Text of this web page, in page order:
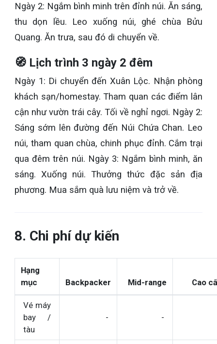
Ngày 2: Ngắm bình minh trên đỉnh núi. Ăn sáng,
thu dọn lều. Leo xuống núi, ghé chùa Bửu
Quang. Ăn trưa, sau đó di chuyển về.
🧭 Lịch trình 3 ngày 2 đêm
Ngày 1: Di chuyển đến Xuân Lộc. Nhận phòng
khách sạn/homestay. Tham quan các điểm lân
cận như vườn trái cây. Tối về nghỉ ngơi. Ngày 2:
Sáng sớm lên đường đến Núi Chứa Chan. Leo
núi, tham quan chùa, chinh phục đỉnh. Cắm trại
qua đêm trên núi. Ngày 3: Ngắm bình minh, ăn
sáng. Xuống núi. Thưởng thức đặc sản địa
phương. Mua sắm quà lưu niệm và trở về.
8. Chi phí dự kiến
Hạng
mục
Backpacker Mid-range Cao
Vé máy
bay /
tàu
- -